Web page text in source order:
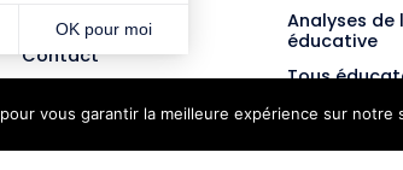
Partenariats
Contact
Analyses
éducative
Tous
vous garantir la meilleure expérience sur